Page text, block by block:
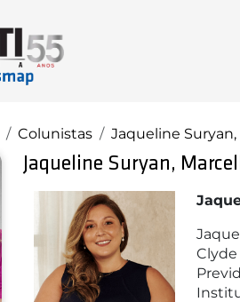
Colunistas Jaqueline
Jaqueline Suryan,
Clyde